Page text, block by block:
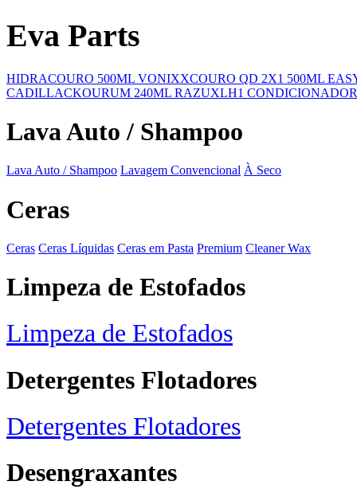
Eva Parts
HIDRACOURO 500ML VONIXXCOURO QD 2X1 500ML
CADILLACKOURUM 240ML RAZUXLH1
Lava Auto / Shampoo
Lava Auto / Shampoo Lavagem Convencional À Seco
Ceras
Ceras Ceras Líquidas Ceras em Pasta Premium Cleaner Wax
Limpeza de Estofados
Limpeza de Estofados
Detergentes Flotadores
Detergentes Flotadores
Desengraxantes